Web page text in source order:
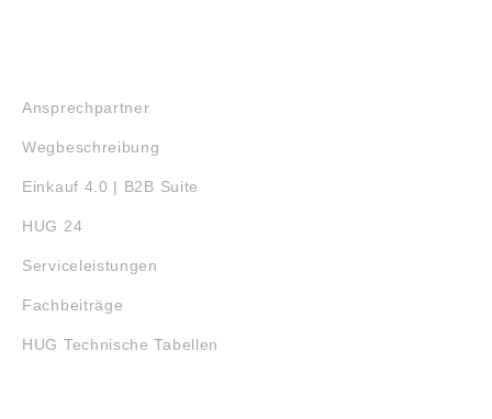
Ansprechpartner
Wegbeschreibung
Einkauf 4.0 | B2B Suite
HUG 24
Serviceleistungen
Fachbeiträge
HUG Technische Tabellen